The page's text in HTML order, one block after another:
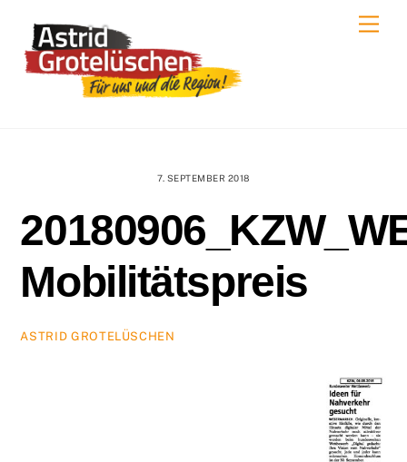
content
7. SEPTEMBER 2018
Mobilitätspreis
ASTRID GROTELÜSCHEN